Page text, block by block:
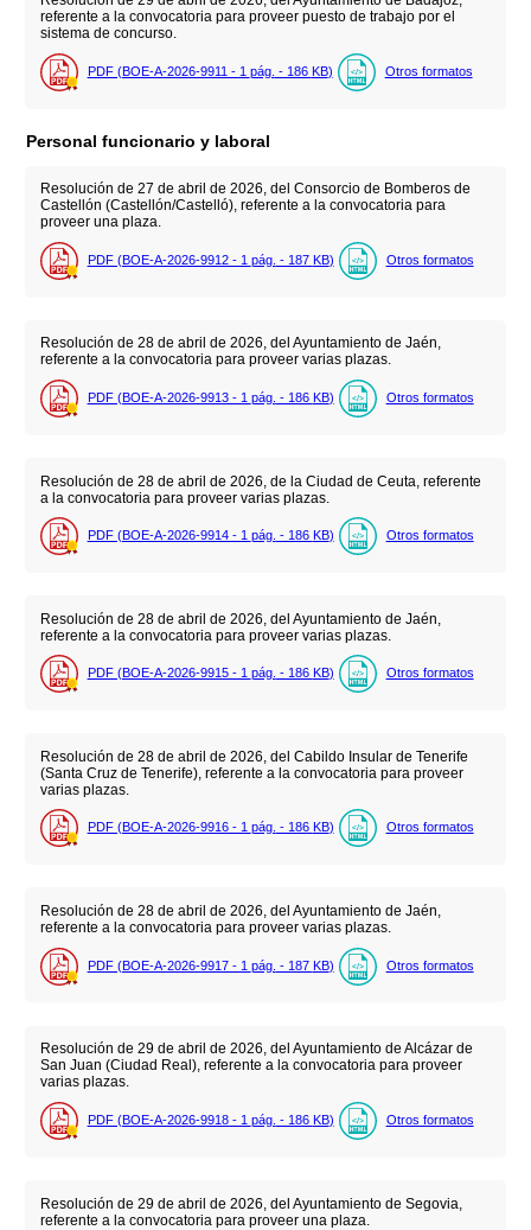
referente a la convocatoria para proveer puesto de trabajo por el
sistema de concurso.
PDF (BOE-A-2026-9911 - 1 pág. - 186 KB) Otros formatos
Personal funcionario y laboral
Resolución de 27 de abril de 2026, del Consorcio de Bomberos de
Castellón (Castellón/Castelló), referente a la convocatoria para
proveer una plaza.
PDF (BOE-A-2026-9912 - 1 pág. - 187 KB) Otros formatos
Resolución de 28 de abril de 2026, del Ayuntamiento de Jaén,
referente a la convocatoria para proveer varias plazas.
PDF (BOE-A-2026-9913 - 1 pág. - 186 KB) Otros formatos
Resolución de 28 de abril de 2026, de la Ciudad de Ceuta, referente
a la convocatoria para proveer varias plazas.
PDF (BOE-A-2026-9914 - 1 pág. - 186 KB) Otros formatos
Resolución de 28 de abril de 2026, del Ayuntamiento de Jaén,
referente a la convocatoria para proveer varias plazas.
PDF (BOE-A-2026-9915 - 1 pág. - 186 KB) Otros formatos
Resolución de 28 de abril de 2026, del Cabildo Insular de Tenerife
(Santa Cruz de Tenerife), referente a la convocatoria para proveer
varias plazas.
PDF (BOE-A-2026-9916 - 1 pág. - 186 KB) Otros formatos
Resolución de 28 de abril de 2026, del Ayuntamiento de Jaén,
referente a la convocatoria para proveer varias plazas.
PDF (BOE-A-2026-9917 - 1 pág. - 187 KB) Otros formatos
Resolución de 29 de abril de 2026, del Ayuntamiento de Alcázar de
San Juan (Ciudad Real), referente a la convocatoria para proveer
varias plazas.
PDF (BOE-A-2026-9918 - 1 pág. - 186 KB) Otros formatos
Resolución de 29 de abril de 2026, del Ayuntamiento de Segovia,
referente a la convocatoria para proveer una plaza.